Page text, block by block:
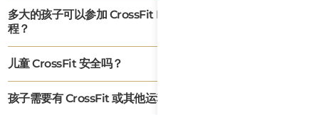
和集体活动，让孩子接触并学习功能性动作。
多大的孩子可以参加 CrossFit Lotus 的儿童 CrossFit 课
程？
年设置不同的班级与活动。
儿童 CrossFit 安全吗？
调整。课程注重规范动作、身体控制和循序渐进。
孩子需要有 CrossFit 或其他运动经验吗？